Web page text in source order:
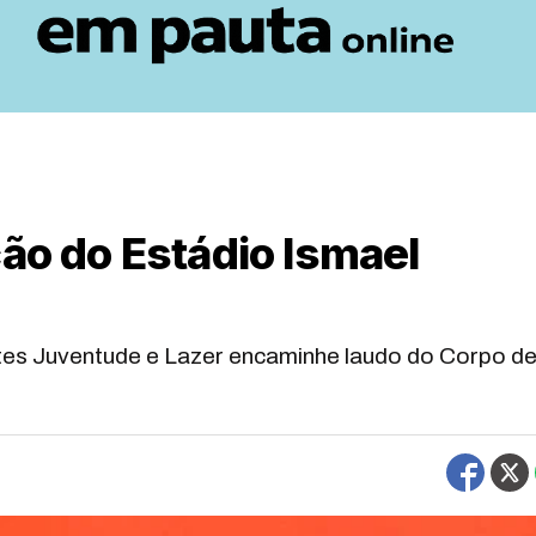
do Estádio Ismael
Juventude e Lazer encaminhe laudo do Corpo de